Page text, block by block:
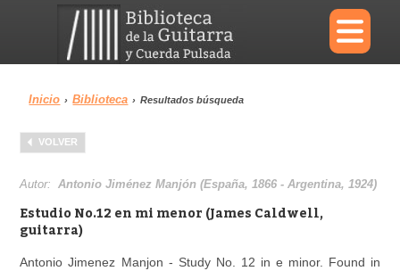
×
Menu
Biblioteca Diccionario
Inicio › Biblioteca › Resultados búsqueda
VOLVER
Autor:Antonio Jiménez Manjón (España, 1866 - Argentina, 1924)
Estudio No.12 en mi menor (James Caldwell,
guitarra)
Antonio Jimenez Manjon - Study No. 12 in e minor. Found in